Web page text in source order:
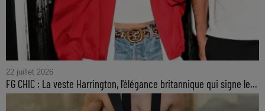
22 juillet 2026
FG CHIC : La veste Harrington, l'élégance britannique qui signe le...